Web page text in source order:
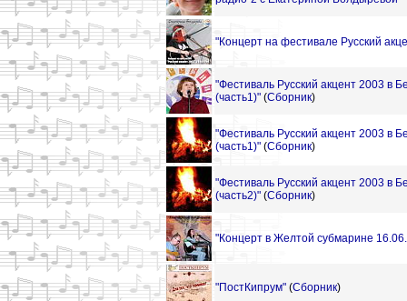
"Концерт на фестивале Русский
"Фестиваль Русский акцент 2003 в
(часть1)" (Сборник)
"Фестиваль Русский акцент 2003 в
(часть1)" (Сборник)
"Фестиваль Русский акцент 2003 в
(часть2)" (Сборник)
"Концерт в Желтой субмарине
"ПостКипрум" (Сборник)